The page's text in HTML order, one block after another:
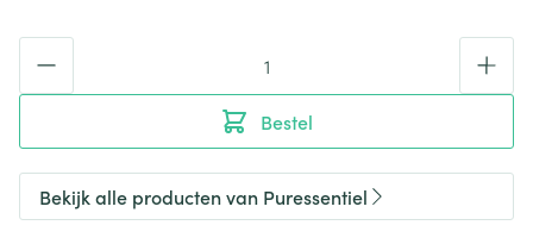
Bestel
Bekijk alle producten van Puressentiel